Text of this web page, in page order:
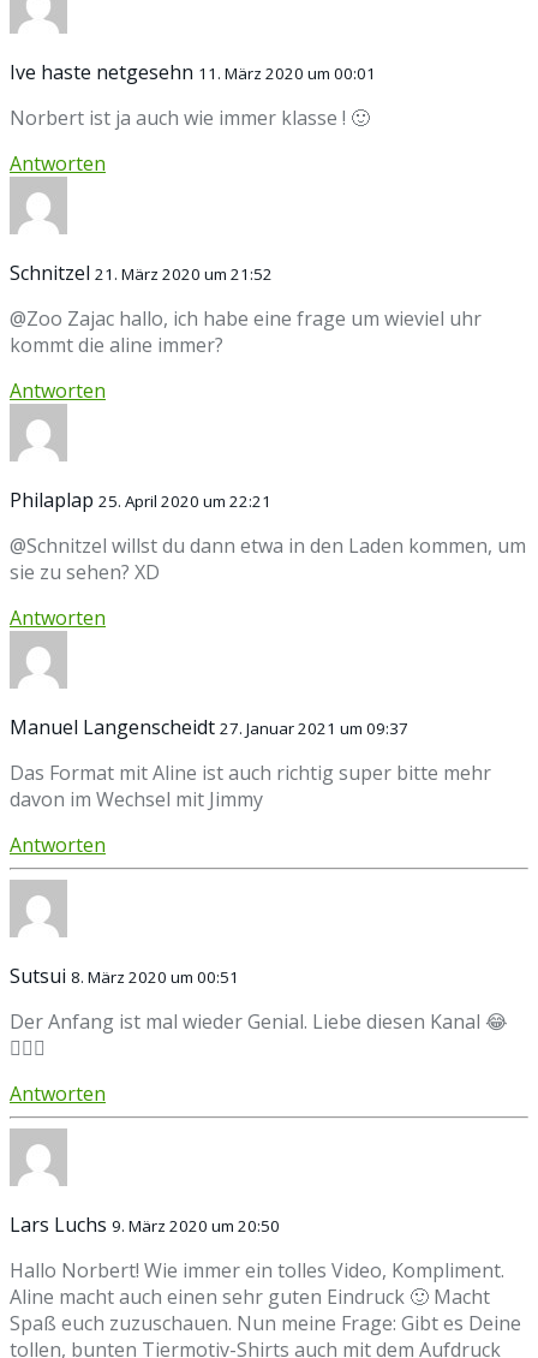
Ive haste netgesehn 11. März 2020 um 00:01
Norbert ist ja auch wie immer klasse ! 🙂
Antworten
Schnitzel 21. März 2020 um 21:52
@Zoo Zajac hallo, ich habe eine frage um wieviel uhr
kommt die aline immer?
Antworten
Philaplap 25. April 2020 um 22:21
@Schnitzel willst du dann etwa in den Laden kommen, um
sie zu sehen? XD
Antworten
Manuel Langenscheidt 27. Januar 2021 um 09:37
Das Format mit Aline ist auch richtig super bitte mehr
davon im Wechsel mit Jimmy
Antworten
Sutsui 8. März 2020 um 00:51
Der Anfang ist mal wieder Genial. Liebe diesen Kanal 😂
👌🏼💜
Antworten
Lars Luchs 9. März 2020 um 20:50
Hallo Norbert! Wie immer ein tolles Video, Kompliment.
Aline macht auch einen sehr guten Eindruck 🙂 Macht
Spaß euch zuzuschauen. Nun meine Frage: Gibt es Deine
tollen, bunten Tiermotiv-Shirts auch mit dem Aufdruck